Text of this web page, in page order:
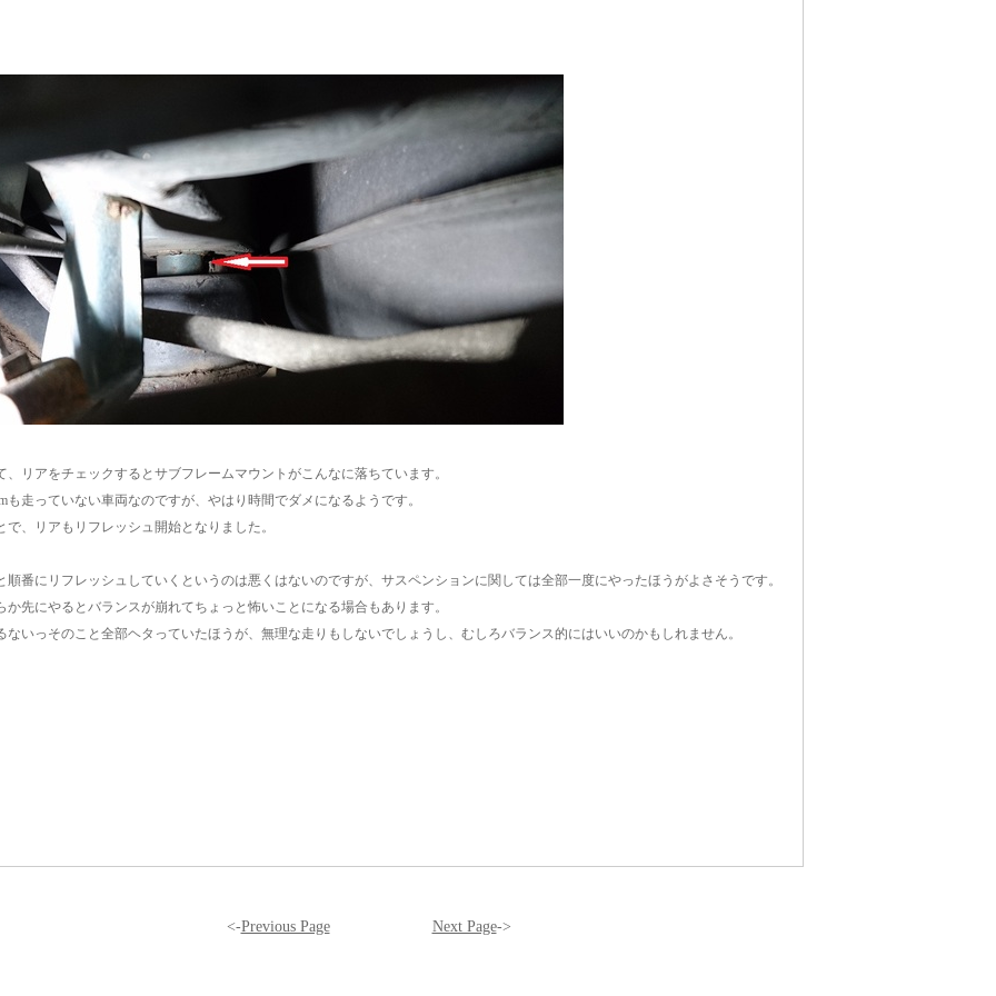
、リアをチェックするとサブフレームマウントがこんなに落ちています。
も走っていない車両なのですが、やはり時間でダメになるようです。
で、リアもリフレッシュ開始となりました。
順番にリフレッシュしていくというのは悪くはないのですが、サスペンションに関しては全部一度にやったほうがよさそうです。
か先にやるとバランスが崩れてちょっと怖いことになる場合もあります。
ないっそのこと全部ヘタっていたほうが、無理な走りもしないでしょうし、むしろバランス的にはいいのかもしれません。
<-Previous Page Next Page->